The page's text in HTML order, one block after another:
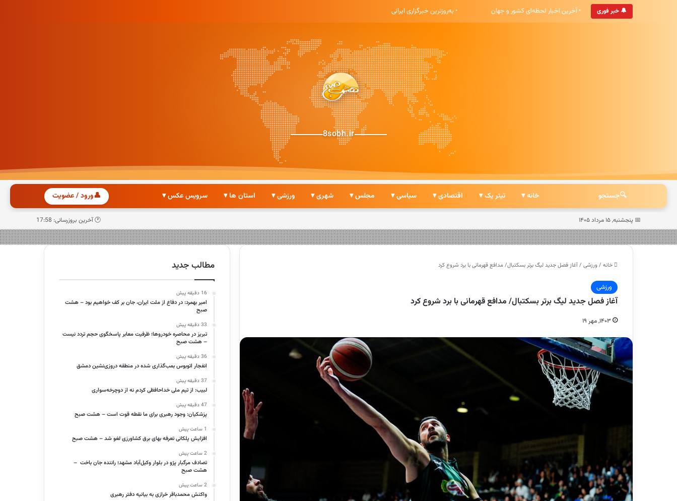
🔔 خبر فوری
خبری هشت صبح خوش آمدید • آخرین اخبار لحظه‌ای کشور و جهان • به‌روزترین خبرگزاری ایرانی
8sobh.ir
🔍جستجو خانه ▾ تیتر یک ▾ اقتصادی ▾ سیاسی ▾ مجلس ▾ شهری ▾ ورزشی ▾ استان ها ▾ سرویس عکس ▾ 👤ورود / عضویت
📅 پنجشنبه, ۱۵ مرداد ۱۴۰۵ 🕐 آخرین بروزرسانی: 17:58
خانه /ورزشی /آغاز فصل جدید لیگ برتر بسکتبال/ مدافع قهرمانی با برد شروع کرد
ورزشی
آغاز فصل جدید لیگ برتر بسکتبال/ مدافع قهرمانی با برد شروع کرد
۱۴۰۳, مهر ۱۹
مطالب جدید
16 دقیقه پیش
امیر بهمرد: در دفاع از ملت ایران، جان بر کف خواهیم بود – هشت
صبح
33 دقیقه پیش
تبریز در محاصره خودروها؛ ظرفیت معابر پاسخگوی حجم تردد نیست
– هشت صبح
36 دقیقه پیش
انفجار اتوبوس بمب‌گذاری شده در منطقه دروزی‌نشین دمشق
37 دقیقه پیش
لبیب: از تیم ملی خداحافظی کردم نه از دوچرخه‌سواری
47 دقیقه پیش
پزشکیان: وجود رهبری برای ما نقطه قوت است – هشت صبح
1 ساعت پیش
افزایش پلکانی تعرفه بهای برق کشاورزی لغو شد – هشت صبح
2 ساعت پیش
تصادف مرگبار پژو در بلوار وکیل‌آباد مشهد؛ راننده جان باخت –
هشت صبح
2 ساعت پیش
واکنش محمدباقر خرازی به بیانیه دفتر رهبری